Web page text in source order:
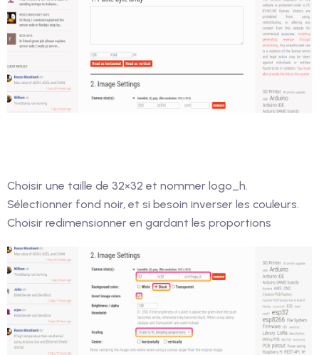
Choisir une taille de 32×32 et nommer logo_h.
Sélectionner fond noir, et si besoin inverser les couleurs.
Choisir redimensionner en gardant les proportions